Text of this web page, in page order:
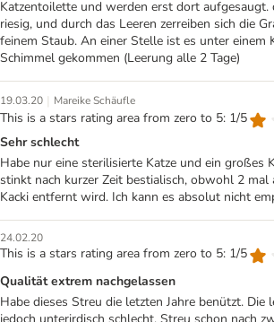
Katzentoilette und werden erst dort aufgesaugt.
riesig, und durch das Leeren zerreiben sich die
feinem Staub. An einer Stelle ist es unter einem
Schimmel gekommen (Leerung alle 2 Tage)
19.03.20 | Mareike Schäufle
This is a stars rating area from zero to 5: 1/5
Sehr schlecht
Habe nur eine sterilisierte Katze und ein großes
stinkt nach kurzer Zeit bestialisch, obwohl 2 mal
Kacki entfernt wird. Ich kann es absolut nicht
24.02.20
This is a stars rating area from zero to 5: 1/5
Qualität extrem nachgelassen
Habe dieses Streu die letzten Jahre benützt. Die